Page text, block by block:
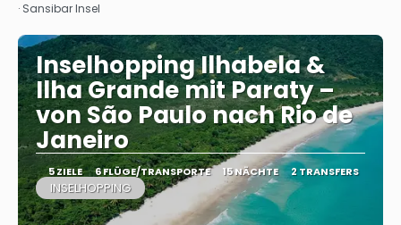
· Sansibar Insel
Inselhopping Ilhabela &
Ilha Grande mit Paraty –
von São Paulo nach Rio de
Janeiro
5 ZIELE 6 FLÜGE/TRANSPORTE 15 NÄCHTE 2 TRANSFERS
INSELHOPPING